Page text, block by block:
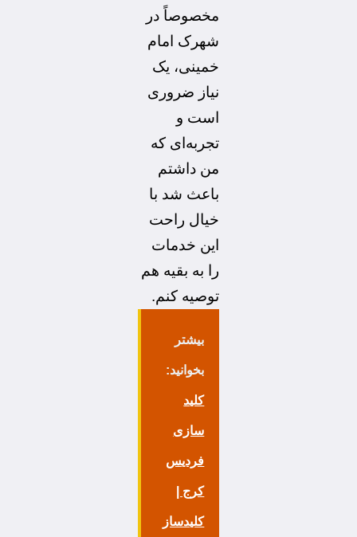
مخصوصاً در
شهرک امام
خمینی، یک
نیاز ضروری
است و
تجربه‌ای که
من داشتم
باعث شد با
خیال راحت
این خدمات
را به بقیه هم
توصیه کنم.
بیشتر
بخوانید:
کلید
سازی
فردیس
کرج |
کلیدساز